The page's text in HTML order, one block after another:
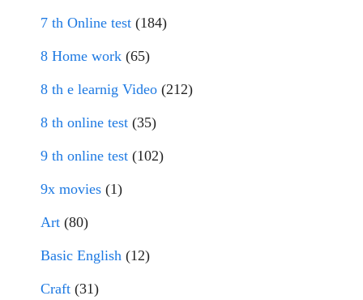
7 th Online test (184)
8 Home work (65)
8 th e learnig Video (212)
8 th online test (35)
9 th online test (102)
9x movies (1)
Art (80)
Basic English (12)
Craft (31)